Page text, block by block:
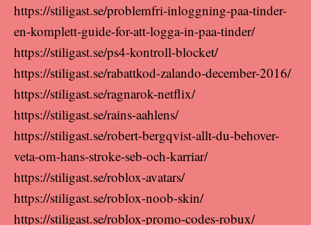
https://stiligast.se/problemfri-inloggning-paa-tinder-
en-komplett-guide-for-att-logga-in-paa-tinder/
https://stiligast.se/ps4-kontroll-blocket/
https://stiligast.se/rabattkod-zalando-december-2016/
https://stiligast.se/ragnarok-netflix/
https://stiligast.se/rains-aahlens/
https://stiligast.se/robert-bergqvist-allt-du-behover-
veta-om-hans-stroke-seb-och-karriar/
https://stiligast.se/roblox-avatars/
https://stiligast.se/roblox-noob-skin/
https://stiligast.se/roblox-promo-codes-robux/